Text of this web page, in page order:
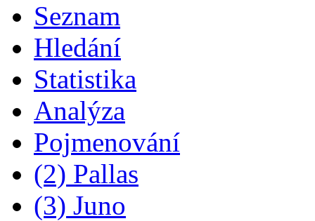
Seznam
Hledání
Statistika
Analýza
Pojmenování
(2) Pallas
(3) Juno